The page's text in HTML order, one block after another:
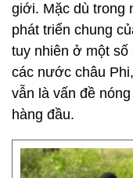
giới. Mặc dù trong
phát triển chung
tuy nhiên ở một
các nước châu
vẫn là vấn đề
hàng đầu.